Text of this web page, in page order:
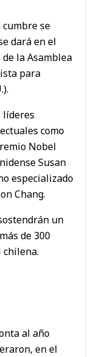
se
dará en el
la Asamblea
para
líderes
como
Nobel
Susan
especializado
Chang.
un
de 300
chilena.
al año
en el